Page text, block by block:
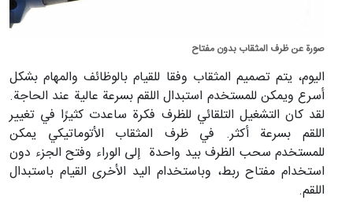
صورة عن ظرف المثقاب بدون مفتاح
اليوم، يتم تصميم المثقاب وفقا للقيام بالوظائف والمهام بشكل
أسرع ويمكن للمستخدم استبدال اللقم بسرعة عالية عند الحاجة.
لقد كان التشغيل التلقائي للظرف فكرة ساعدت كثيرًا في تغيير
اللقم بسرعة أكثر. في ظرف المثقاب الأتوماتيكي يمكن
للمستخدم سحب الظرف بيد واحدة إلى الوراء وفتح الجزء دون
استخدام مفتاح ربط، وباستخدام اليد الأخرى القيام باستبدال
اللقم.